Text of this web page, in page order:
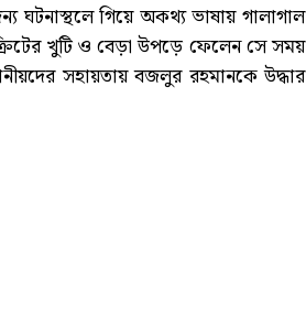
গিয়ে অকথ্য ভাষায় গালাগাল
খুটি ও বেড়া উপড়ে ফেলেন সে সময়
সহায়তায় বজলুর রহমানকে উদ্ধার